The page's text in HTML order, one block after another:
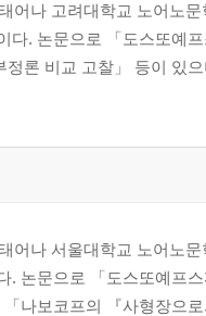
어나 고려대학교 노어노
다. 논문으로 「도스또예
정론 비교 고찰」 등이 있
어나 서울대학교 노어노
. 논문으로 「도스또예프
「나보코프의 『사형장으